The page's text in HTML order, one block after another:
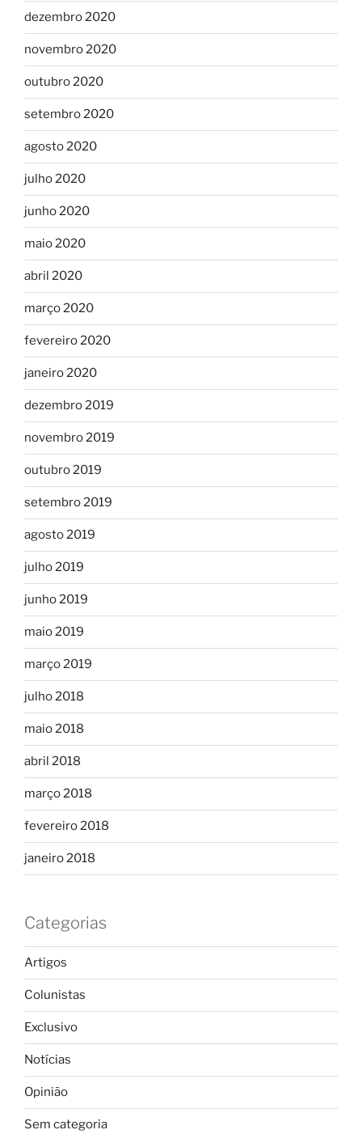
dezembro 2020
novembro 2020
outubro 2020
setembro 2020
agosto 2020
julho 2020
junho 2020
maio 2020
abril 2020
março 2020
fevereiro 2020
janeiro 2020
dezembro 2019
novembro 2019
outubro 2019
setembro 2019
agosto 2019
julho 2019
junho 2019
maio 2019
março 2019
julho 2018
maio 2018
abril 2018
março 2018
fevereiro 2018
janeiro 2018
Categorias
Artigos
Colunistas
Exclusivo
Notícias
Opinião
Sem categoria